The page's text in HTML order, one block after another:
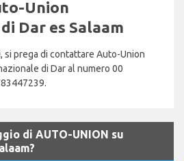
Union
Dar es Salaam
si prega di contattare Auto-Union
di Dar al numero 00
di AUTO-UNION su